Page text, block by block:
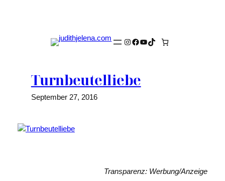
Instagram
Facebook
YouTube
TikTok
Turnbeutelliebe
September 27, 2016
Transparenz: Werbung/Anzeige